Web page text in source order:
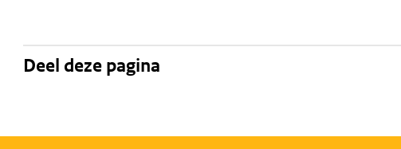
Deel deze pagina